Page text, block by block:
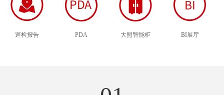
巡检报告 PDA 大熊智能柜 BI展厅